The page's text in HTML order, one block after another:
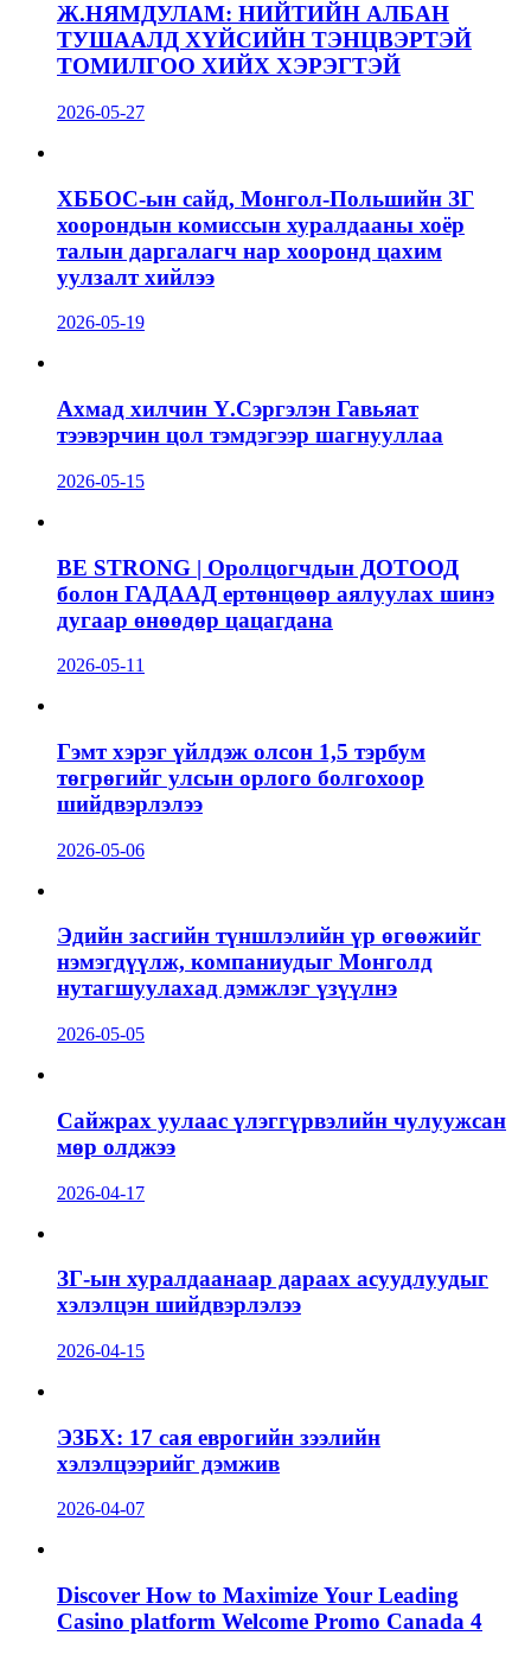
Ж.НЯМДУЛАМ: НИЙТИЙН АЛБАН
ТУШААЛД ХҮЙСИЙН ТЭНЦВЭРТЭЙ
ТОМИЛГОО ХИЙХ ХЭРЭГТЭЙ
2026-05-27
ХББОС-ын сайд, Монгол-Польшийн ЗГ
хоорондын комиссын хуралдааны хоёр
талын даргалагч нар хооронд цахим
уулзалт хийлээ
2026-05-19
Ахмад хилчин Ү.Сэргэлэн Гавьяат
тээвэрчин цол тэмдэгээр шагнууллаа
2026-05-15
BE STRONG | Оролцогчдын ДОТООД
болон ГАДААД ертөнцөөр аялуулах шинэ
дугаар өнөөдөр цацагдана
2026-05-11
Гэмт хэрэг үйлдэж олсон 1,5 тэрбум
төгрөгийг улсын орлого болгохоор
шийдвэрлэлээ
2026-05-06
Эдийн засгийн түншлэлийн үр өгөөжийг
нэмэгдүүлж, компаниудыг Монголд
нутагшуулахад дэмжлэг үзүүлнэ
2026-05-05
Сайжрах уулаас үлэггүрвэлийн чулуужсан
мөр олджээ
2026-04-17
ЗГ-ын хуралдаанаар дараах асуудлуудыг
хэлэлцэн шийдвэрлэлээ
2026-04-15
ЭЗБХ: 17 сая еврогийн зээлийн
хэлэлцээрийг дэмжив
2026-04-07
Discover How to Maximize Your Leading
Casino platform Welcome Promo Canada 4